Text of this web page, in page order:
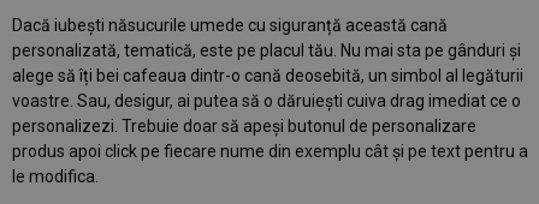
Dacă iubești năsucurile umede cu siguranță această cană
personalizată, tematică, este pe placul tău. Nu mai sta pe gânduri și
alege să îți bei cafeaua dintr-o cană deosebită, un simbol al legăturii
voastre. Sau, desigur, ai putea să o dăruiești cuiva drag imediat ce o
personalizezi. Trebuie doar să apeși butonul de personalizare
produs apoi click pe fiecare nume din exemplu cât și pe text pentru a
le modifica.